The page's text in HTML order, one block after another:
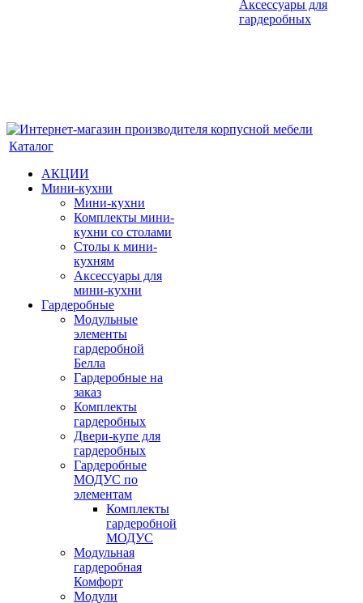
Аксессуары для
гардеробных
Каталог
АКЦИИ
Мини-кухни
Мини-кухни
Комплекты мини-
кухни со столами
Столы к мини-
кухням
Аксессуары для
мини-кухни
Гардеробные
Модульные
элементы
гардеробной
Белла
Гардеробные на
заказ
Комплекты
гардеробных
Двери-купе для
гардеробных
Гардеробные
МОДУС по
элементам
Комплекты
гардеробной
МОДУС
Модульная
гардеробная
Комфорт
Модули